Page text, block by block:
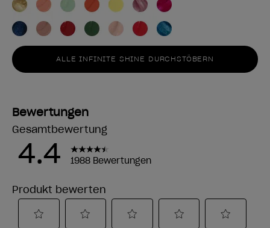
ALLE INFINITE SHINE DURCHSTÖBERN